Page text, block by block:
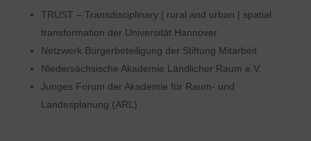
TRUST – Transdisciplinary | rural and urban | spatial
transformation der Universität Hannover
Netzwerk Bürgerbeteiligung der Stiftung Mitarbeit
Niedersächsische Akademie Ländlicher Raum e.V.
Junges Forum der Akademie für Raum- und
Landesplanung (ARL)